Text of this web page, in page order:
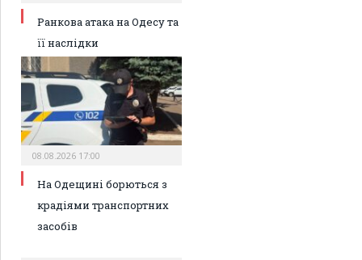
Ранкова атака на Одесу та
її наслідки
08.08.2026 17:00
На Одещині борються з
крадіями транспортних
засобів